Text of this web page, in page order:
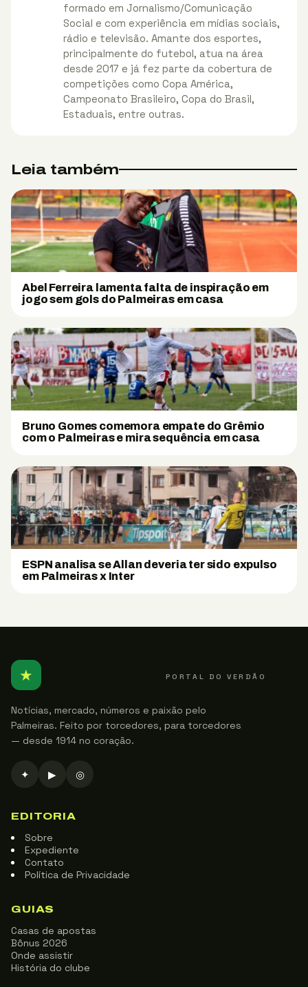
formado em Jornalismo/Comunicação
Social e com experiência em mídias sociais,
rádio e televisão. Amante dos esportes,
principalmente do futebol, atua na área
desde 2017 e já fez parte da cobertura de
competições como Copa América,
Campeonato Brasileiro, Copa do Brasil,
Estaduais, entre outras.
Leia também
Abel Ferreira lamenta falta de inspiração em
jogo sem gols do Palmeiras em casa
Bruno Gomes comemora empate do Grêmio
com o Palmeiras e mira sequência em casa
ESPN analisa se Allan deveria ter sido expulso
em Palmeiras x Inter
★ PORTAL DO VERDÃO
Notícias, mercado, números e paixão pelo
Palmeiras. Feito por torcedores, para torcedores
— desde 1914 no coração.
✦ ▶ ◎
EDITORIA
Sobre
Expediente
Contato
Política de Privacidade
GUIAS
Casas de apostas
Bônus 2026
Onde assistir
História do clube